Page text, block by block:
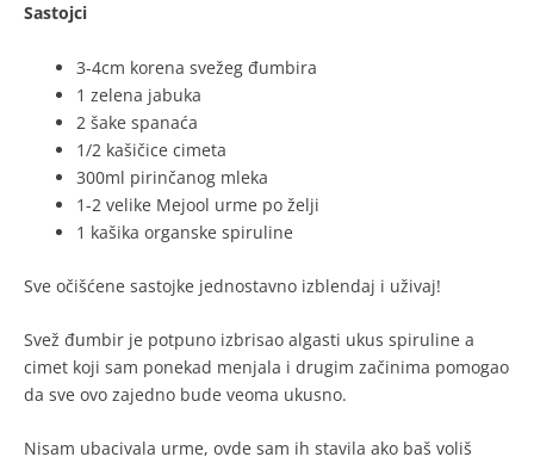
Sastojci
3-4cm korena svežeg đumbira
1 zelena jabuka
2 šake spanaća
1/2 kašičice cimeta
300ml pirinčanog mleka
1-2 velike Mejool urme po želji
1 kašika organske spiruline
Sve očišćene sastojke jednostavno izblendaj i uživaj!
Svež đumbir je potpuno izbrisao algasti ukus spiruline a
cimet koji sam ponekad menjala i drugim začinima pomogao
da sve ovo zajedno bude veoma ukusno.
Nisam ubacivala urme, ovde sam ih stavila ako baš voliš